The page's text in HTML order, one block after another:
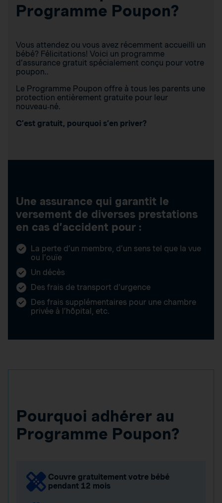
Programme Poupon?
Vous attendez ou vous avez récemment accueilli un
bébé? Félicitations! Voici un programme
d’assurance gratuit spécialement conçu pour votre
poupon..
Le Programme Poupon offre à tous les parents une
protection entièrement gratuite pour leur
nouveau‑né.
C’est gratuit, pourquoi s’en priver?
Une assurance qui garantit le
versement de diverses prestations
en cas d’accident pour :
La perte d’un membre, d’un sens tel que la vue
ou l’ouïe
Un décès
Des frais de transport d’urgence
Des frais supplémentaires pour une chambre
privée à l’hôpital, etc.
Pourquoi adhérer au
Programme Poupon?
Couvre gratuitement votre bébé
pendant 12 mois